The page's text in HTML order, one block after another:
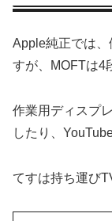
Apple純正では
すが、MOFTは4
作業用ディスプ
したり、
てすは持ち運び